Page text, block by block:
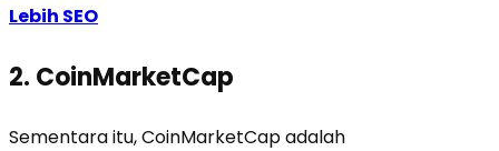
Lebih SEO
2. CoinMarketCap
Sementara itu, CoinMarketCap adalah